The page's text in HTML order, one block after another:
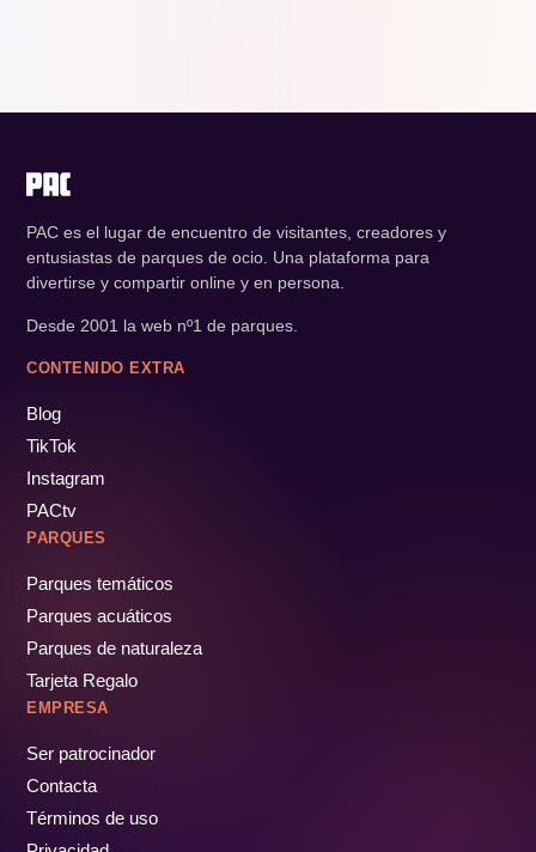
PAC es el lugar de encuentro de visitantes, creadores y
entusiastas de parques de ocio. Una plataforma para
divertirse y compartir online y en persona.
Desde 2001 la web nº1 de parques.
CONTENIDO EXTRA
Blog
TikTok
Instagram
PACtv
PARQUES
Parques temáticos
Parques acuáticos
Parques de naturaleza
Tarjeta Regalo
EMPRESA
Ser patrocinador
Contacta
Términos de uso